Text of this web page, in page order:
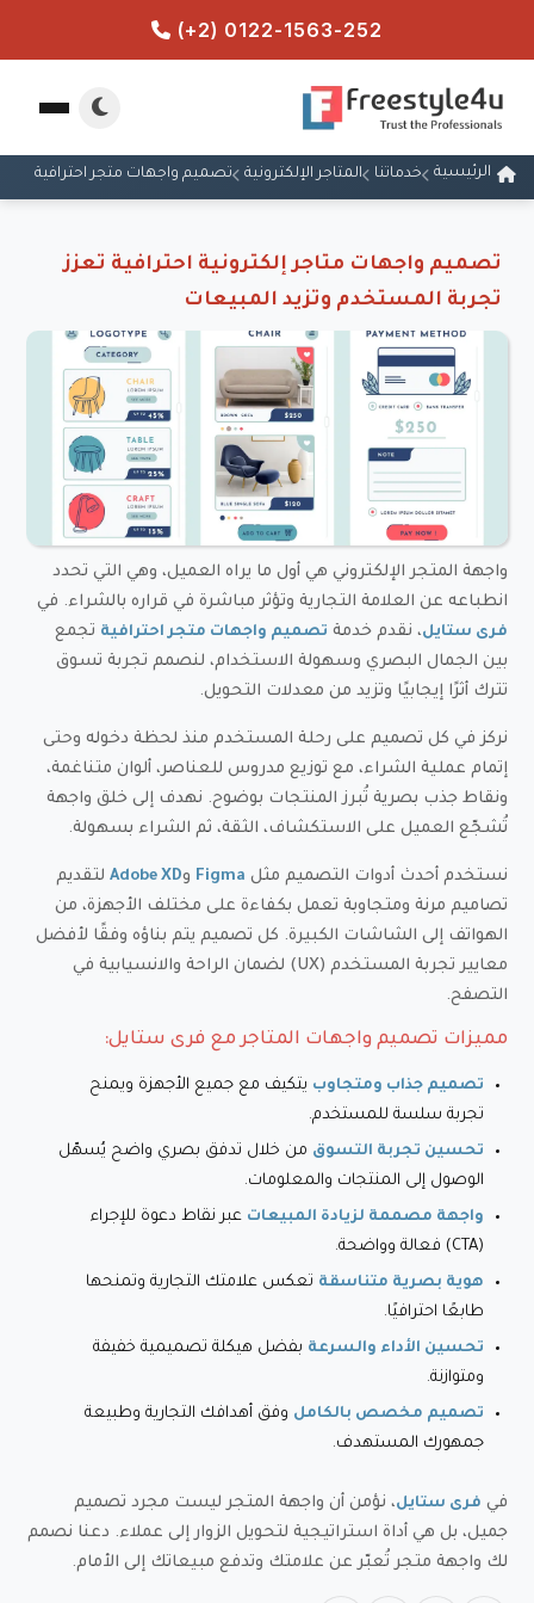
(+2) 0122-1563-252
الرئيسية خدماتنا المتاجر الإلكترونية تصميم واجهات متجر احترافية
تصميم واجهات متاجر إلكترونية احترافية تعزز
تجربة المستخدم وتزيد المبيعات
واجهة المتجر الإلكتروني هي أول ما يراه العميل، وهي التي تحدد
انطباعه عن العلامة التجارية وتؤثر مباشرة في قراره بالشراء. في
فرى ستايل، نقدم خدمة تصميم واجهات متجر احترافية تجمع
بين الجمال البصري وسهولة الاستخدام، لنصمم تجربة تسوق
تترك أثرًا إيجابيًا وتزيد من معدلات التحويل.
نركز في كل تصميم على رحلة المستخدم منذ لحظة دخوله وحتى
إتمام عملية الشراء، مع توزيع مدروس للعناصر، ألوان متناغمة،
ونقاط جذب بصرية تُبرز المنتجات بوضوح. نهدف إلى خلق واجهة
تُشجّع العميل على الاستكشاف، الثقة، ثم الشراء بسهولة.
نستخدم أحدث أدوات التصميم مثل Figma وAdobe XD لتقديم
تصاميم مرنة ومتجاوبة تعمل بكفاءة على مختلف الأجهزة، من
الهواتف إلى الشاشات الكبيرة. كل تصميم يتم بناؤه وفقًا لأفضل
معايير تجربة المستخدم (UX) لضمان الراحة والانسيابية في
التصفح.
مميزات تصميم واجهات المتاجر مع فرى ستايل:
تصميم جذاب ومتجاوب يتكيف مع جميع الأجهزة ويمنح
تجربة سلسة للمستخدم.
تحسين تجربة التسوق من خلال تدفق بصري واضح يُسهّل
الوصول إلى المنتجات والمعلومات.
واجهة مصممة لزيادة المبيعات عبر نقاط دعوة للإجراء
(CTA) فعالة وواضحة.
هوية بصرية متناسقة تعكس علامتك التجارية وتمنحها
طابعًا احترافيًا.
تحسين الأداء والسرعة بفضل هيكلة تصميمية خفيفة
ومتوازنة.
تصميم مخصص بالكامل وفق أهدافك التجارية وطبيعة
جمهورك المستهدف.
في فرى ستايل، نؤمن أن واجهة المتجر ليست مجرد تصميم
جميل، بل هي أداة استراتيجية لتحويل الزوار إلى عملاء. دعنا نصمم
لك واجهة متجر تُعبّر عن علامتك وتدفع مبيعاتك إلى الأمام.